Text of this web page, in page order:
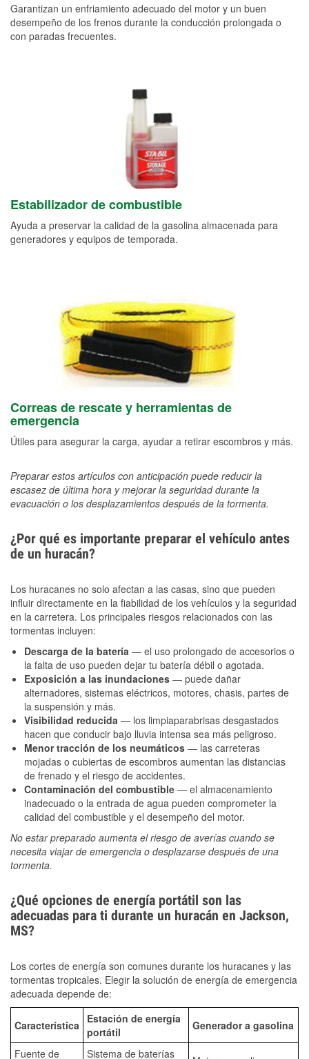
Garantizan un enfriamiento adecuado del motor y un buen
desempeño de los frenos durante la conducción prolongada o
con paradas frecuentes.
Estabilizador de combustible
Ayuda a preservar la calidad de la gasolina almacenada para
generadores y equipos de temporada.
Correas de rescate y herramientas de
emergencia
Útiles para asegurar la carga, ayudar a retirar escombros y más.
Preparar estos artículos con anticipación puede reducir la
escasez de última hora y mejorar la seguridad durante la
evacuación o los desplazamientos después de la tormenta.
¿Por qué es importante preparar el vehículo antes
de un huracán?
Los huracanes no solo afectan a las casas, sino que pueden
influir directamente en la fiabilidad de los vehículos y la seguridad
en la carretera. Los principales riesgos relacionados con las
tormentas incluyen:
Descarga de la batería — el uso prolongado de accesorios o
la falta de uso pueden dejar tu batería débil o agotada.
Exposición a las inundaciones — puede dañar
alternadores, sistemas eléctricos, motores, chasis, partes de
la suspensión y más.
Visibilidad reducida — los limpiaparabrisas desgastados
hacen que conducir bajo lluvia intensa sea más peligroso.
Menor tracción de los neumáticos — las carreteras
mojadas o cubiertas de escombros aumentan las distancias
de frenado y el riesgo de accidentes.
Contaminación del combustible — el almacenamiento
inadecuado o la entrada de agua pueden comprometer la
calidad del combustible y el desempeño del motor.
No estar preparado aumenta el riesgo de averías cuando se
necesita viajar de emergencia o desplazarse después de una
tormenta.
¿Qué opciones de energía portátil son las
adecuadas para ti durante un huracán en Jackson,
MS?
Los cortes de energía son comunes durante los huracanes y las
tormentas tropicales. Elegir la solución de energía de emergencia
adecuada depende de:
Característica
Estación de energía
portátil
Generador a gasolina
Fuente de Sistema de baterías